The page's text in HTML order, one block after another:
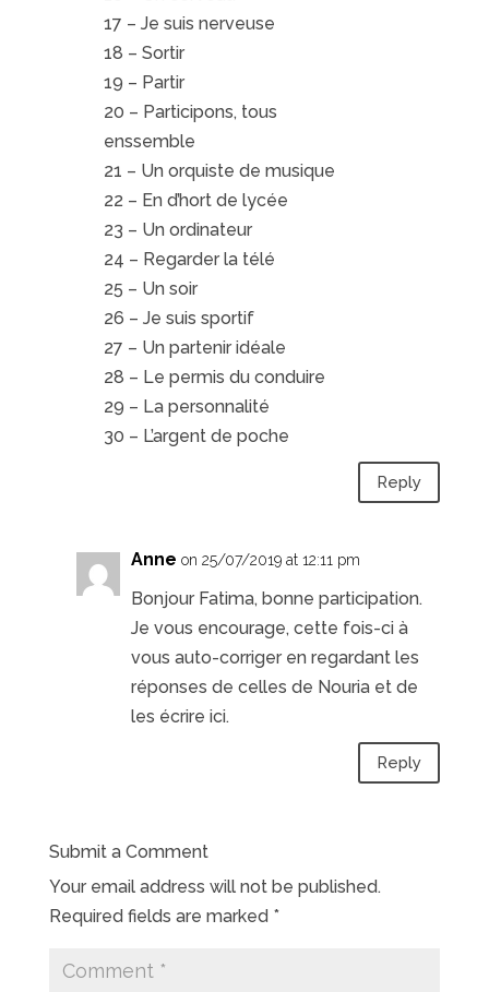
17 – Je suis nerveuse
18 – Sortir
19 – Partir
20 – Participons, tous
enssemble
21 – Un orquiste de musique
22 – En d’hort de lycée
23 – Un ordinateur
24 – Regarder la télé
25 – Un soir
26 – Je suis sportif
27 – Un partenir idéale
28 – Le permis du conduire
29 – La personnalité
30 – L’argent de poche
Reply
Anne on 25/07/2019 at 12:11 pm
Bonjour Fatima, bonne participation.
Je vous encourage, cette fois-ci à
vous auto-corriger en regardant les
réponses de celles de Nouria et de
les écrire ici.
Reply
Submit a Comment
Your email address will not be published.
Required fields are marked *